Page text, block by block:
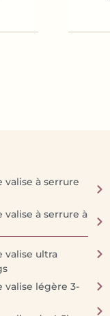
valise à serrure
valise à serrure à
valise ultra
valise légère 3-